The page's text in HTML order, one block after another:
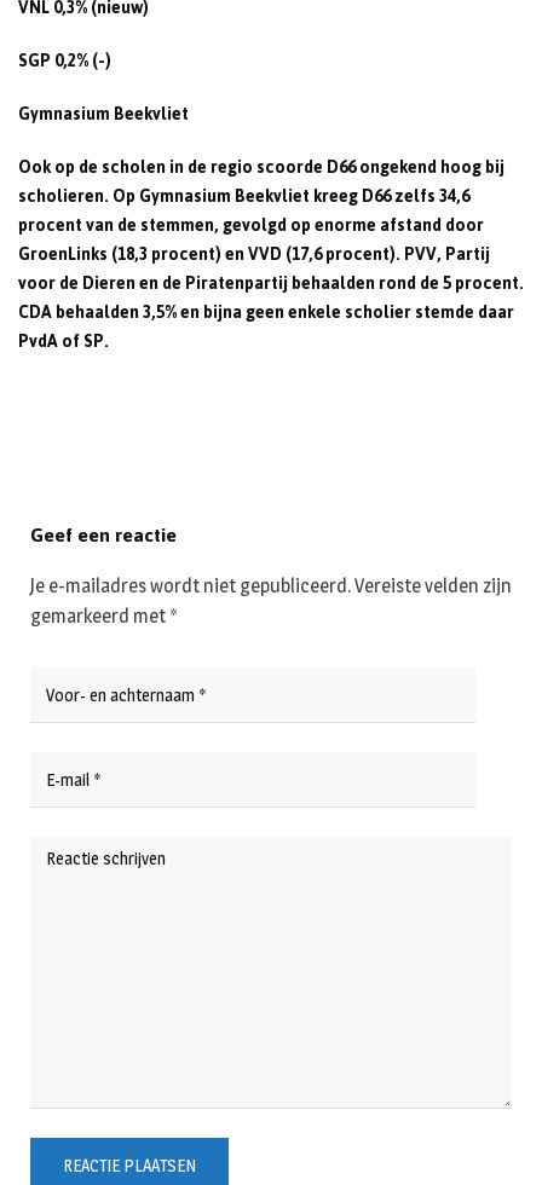
VNL 0,3% (nieuw)
SGP 0,2% (-)
Gymnasium Beekvliet
Ook op de scholen in de regio scoorde D66 ongekend hoog bij
scholieren. Op Gymnasium Beekvliet kreeg D66 zelfs 34,6
procent van de stemmen, gevolgd op enorme afstand door
GroenLinks (18,3 procent) en VVD (17,6 procent). PVV, Partij
voor de Dieren en de Piratenpartij behaalden rond de 5 procent.
CDA behaalden 3,5% en bijna geen enkele scholier stemde daar
PvdA of SP.
Geef een reactie
Je e-mailadres wordt niet gepubliceerd.Vereiste velden zijn
gemarkeerd met *